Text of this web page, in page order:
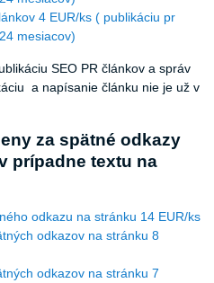
4 EUR/ks ( publikáciu pr
mesiacov)
SEO PR článkov a správ
a napísanie článku nie je už v
za spätné odkazy
prípadne textu na
odkazu na stránku 14 EUR/ks
odkazov na stránku 8
odkazov na stránku 7